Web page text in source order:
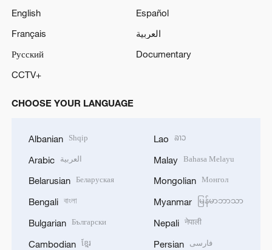
English
Español
Français
العربية
Русский
Documentary
CCTV+
CHOOSE YOUR LANGUAGE
Albanian Shqip
Arabic العربية
Belarusian Беларуская
Bengali বাংলা
Bulgarian Български
Cambodian ខ្មែរ
Lao ລາວ
Malay Bahasa Melayu
Mongolian Монгол
Myanmar မြန်မာဘာသာ
Nepali नेपाली
Persian فارسی